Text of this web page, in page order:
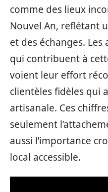
comme des lieux
Nouvel An, reflétant
et des échanges.
qui contribuent à
voient leur effort
clientèles fidèles qui
artisanale. Ces
seulement
aussi l’importance
local accessible.